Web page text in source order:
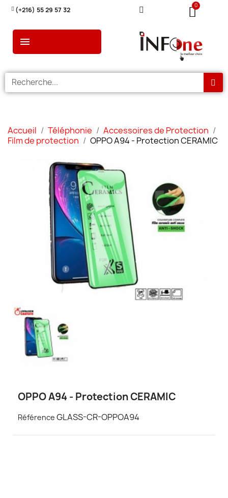
(+216) 55 29 57 32
Accueil Téléphonie
Accessoires de Protection
Film de protection
OPPO A94 - Protection CERAMIC
OPPO A94 - Protection CERAMIC
Référence GLASS-CR-OPPOA94